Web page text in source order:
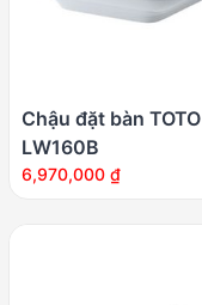
Chậu đặt bàn TOTO
LW160B
6,970,000 ₫